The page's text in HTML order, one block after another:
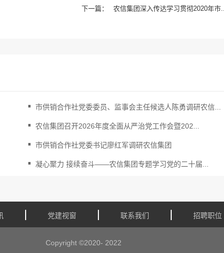
下一篇： 农信集团深入传达学习贯彻2020年市...
市供销合作社党委委员、监事会主任候选人陈勇调研农信...
.
农信集团召开2026年度全面从严治党工作会暨202...
.
市供销合作社党委书记廖红军调研农信集团
.
凝心聚力 接续奋斗——农信集团专题学习党的二十届...
.
党建视窗 联系我们 招聘职位
Copyright ©2020- 2022